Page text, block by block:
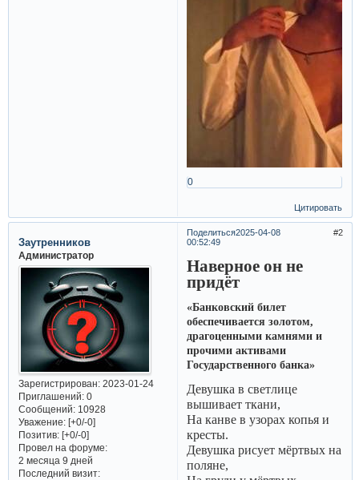
0
Цитировать
Поделиться 2
2025-04-08
00:52:49
Заутренников
Администратор
Зарегистрирован: 2023-01-24
Приглашений:0
Сообщений:10928
Уважение: [+0/-0]
Позитив: [+0/-0]
Провел на форуме:
2 месяца 9 дней
Последний визит:
Наверное он не
придёт
«Банковский билет
обеспечивается золотом,
драгоценными камнями и
прочими активами
Государственного банка»
Девушка в светлице
вышивает ткани,
На канве в узорах копья и
кресты.
Девушка рисует мёртвых на
поляне,